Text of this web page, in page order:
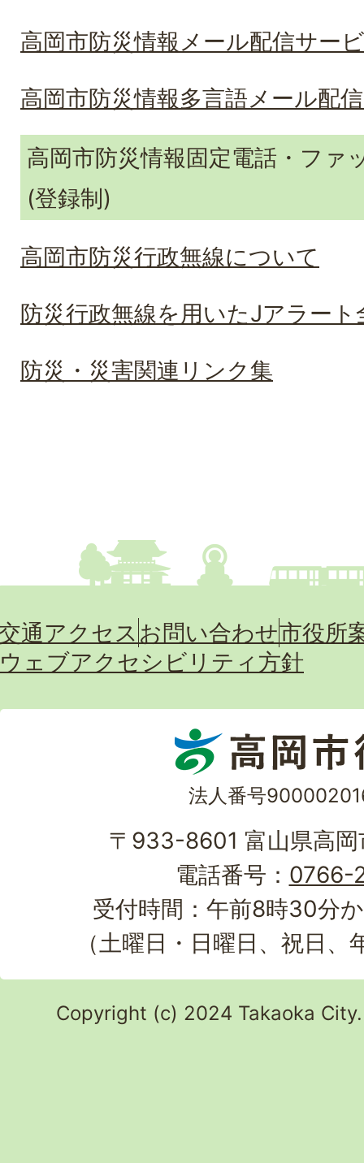
高岡市防災情報メール配信サー
高岡市防災情報多言語メール配
高岡市防災情報固定電話・ファ
(登録制)
高岡市防災行政無線について
防災行政無線を用いたJアラー
防災・災害関連リンク集
通アクセス お問い合わせ市役所
ウェブアクセシビリティ方針
法人番号
〒933-8601 富山県高
電話番号： 0766-
受付時間：午前8時30分
（土曜日・日曜日、祝日
Copyright (c) 2024 Takaoka